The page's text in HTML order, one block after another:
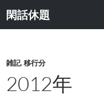
閑話休題
索
ン
ツ
へ
雑記,移行分
2012年